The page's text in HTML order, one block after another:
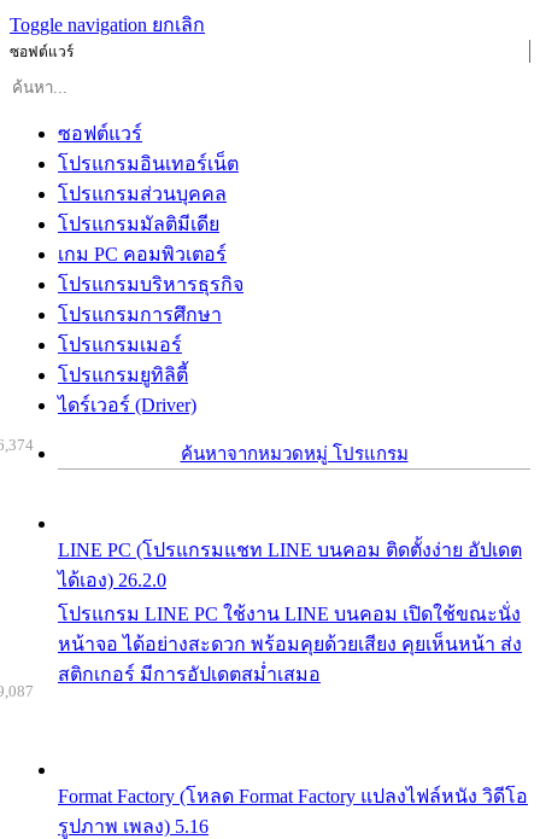
Toggle navigation ยกเลิก
ซอฟต์แวร์
ซอฟต์แวร์
โปรแกรมอินเทอร์เน็ต
โปรแกรมส่วนบุคคล
โปรแกรมมัลติมีเดีย
เกม PC คอมพิวเตอร์
โปรแกรมบริหารธุรกิจ
โปรแกรมการศึกษา
โปรแกรมเมอร์
โปรแกรมยูทิลิตี้
ไดร์เวอร์ (Driver)
ค้นหาจากหมวดหมู่ โปรแกรม
LINE PC (โปรแกรมแชท LINE บนคอม ติดตั้งง่าย อัปเดต
ได้เอง) 26.2.0
โปรแกรม LINE PC ใช้งาน LINE บนคอม เปิดใช้ขณะนั่ง
หน้าจอ ได้อย่างสะดวก พร้อมคุยด้วยเสียง คุยเห็นหน้า ส่ง
สติกเกอร์ มีการอัปเดตสม่ำเสมอ
Format Factory (โหลด Format Factory แปลงไฟล์หนัง วิดีโอ
รูปภาพ เพลง) 5.16